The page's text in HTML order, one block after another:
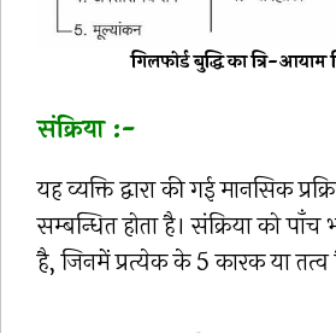
गिलफोर्ड बुद्धि का त्रि-आयाम
संक्रिया :-
यह व्यक्ति द्वारा की गई मानसिक
सम्बन्धित होता है। संक्रिया को पाँच
है, जिनमें प्रत्येक के 5 कारक या